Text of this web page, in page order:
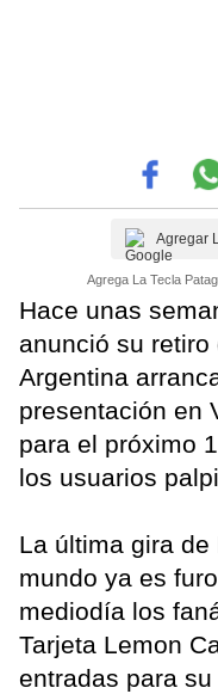
Agregar
Agrega La Tecla
Hace unas
anunció su
Argentina
presentación en
para el próximo
los usuarios
La última gira de
mundo ya es
mediodía los
Tarjeta Lemon
entradas para